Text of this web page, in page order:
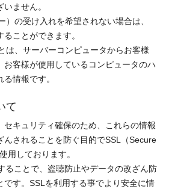
ません。
）の受け入れを希望されない場合は、
ことができます。
は、サーバーコンピュータからお客様
お客様が使用しているコンピュータのハ
情報です。
て
セキュリティ確保のため、これらの情報
んされることを防ぐ目的でSSL（Secure
用しております。
ることで、盗聴防止やデータの改ざん防
です。SSLを利用する事でより安全に情